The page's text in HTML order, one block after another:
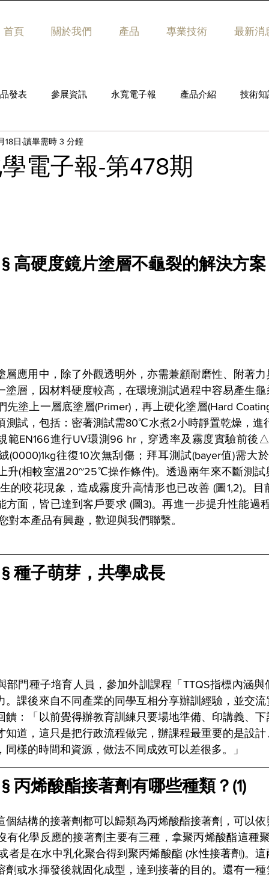
首頁 關於我們 產品 專業技術 最新消
發表 參展資訊 永寬電子報 產品介紹 技術知
電子報-第478期
18日 讀畢需時 3 分鐘
高硬度鏡片塗層不龜裂的解決方案
層應用中，除了外觀透明外，亦需兼顧耐磨性、附著
塗層，因材料硬度較高，在環境測試過程中容易產生
先塗上一層底塗層(Primer)，再上硬化塗層(Hard
測試，包括：密著測試需80℃水煮2小時靜置乾燥，進
範EN166進行UV環測96 hr，穿透率及霧度實驗前後
(0000)1kg往復10次無刮傷；拜耳測試(bayer值)需大
升(相較室溫20~25℃操作條件)。透過兩年來不斷測試
的咬花現象，造成霧度升高情形也已改善 (圖1,2)。
方面，皆已達到客戶要求 (圖3)。再進一步提升性能過
對本產品有興趣，歡迎與我們聯繫。
種子萌芽，共學成長
部門種子培育人員，參加外訓課程「TTQS指標內涵
。課後來自不同產業的同學互相分享辦訓經驗，並交
饋：「以前覺得辦教育訓練只要場地準備、印講義、
知道，這只是把行政流程做完，辦課程最重要的是設
同樣的時間和資源，做法不同成效可以差很多。」
丙烯酸酯接著劑有哪些種類？(1)
個結構的接著劑都可以歸類為丙烯酸酯接著劑，可以
有化學反應的接著劑主要有三種，拿聚丙烯酸酯這種
者是在水中乳化聚合得到聚丙烯酸酯 (水性接著劑)。
劑或水揮發後就固化成型，達到接著的目的。還有一